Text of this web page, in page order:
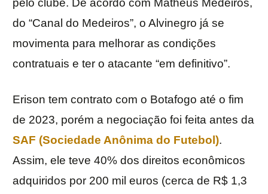
pelo clube. De acordo com Matheus Medeiros,
do “Canal do Medeiros”, o Alvinegro já se
movimenta para melhorar as condições
contratuais e ter o atacante “em definitivo”.
Erison tem contrato com o Botafogo até o fim
de 2023, porém a negociação foi feita antes da
SAF (Sociedade Anônima do Futebol).
Assim, ele teve 40% dos direitos econômicos
adquiridos por 200 mil euros (cerca de R$ 1,3